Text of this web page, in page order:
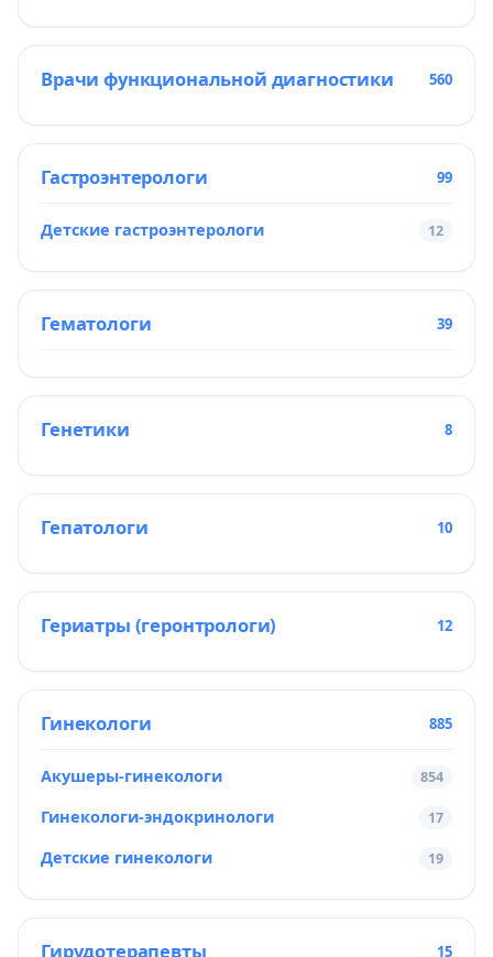
Врачи функциональной диагностики 560
Гастроэнтерологи 99
Детские гастроэнтерологи 12
Гематологи 39
Генетики 8
Гепатологи 10
Гериатры (геронтрологи) 12
Гинекологи 885
Акушеры-гинекологи 854
Гинекологи-эндокринологи 17
Детские гинекологи 19
Гирудотерапевты 15